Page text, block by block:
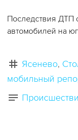
Последствия ДТП
автомобилей на
Ясенево
мобильный